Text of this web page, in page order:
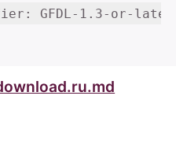
GFDL-1.3-or-later